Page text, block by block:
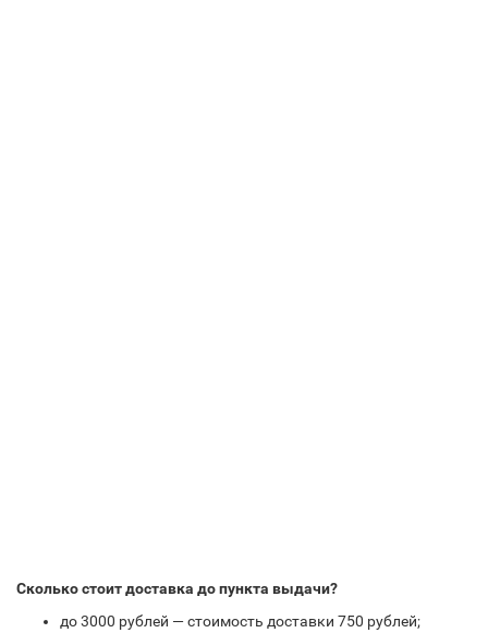
Сколько стоит доставка до пункта выдачи?
до 3000 рублей — стоимость доставки 750 рублей;